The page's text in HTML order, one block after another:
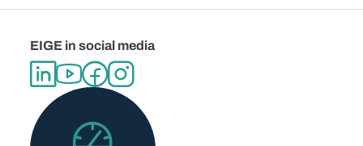
EIGE in social media